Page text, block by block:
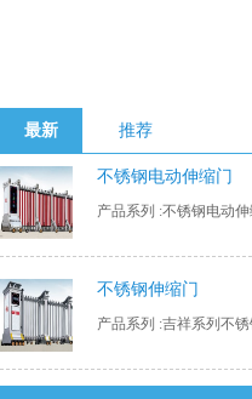
最新 推荐
不锈钢电动伸缩门
产品系列 :不锈钢电动
不锈钢伸缩门
产品系列 :吉祥系列不